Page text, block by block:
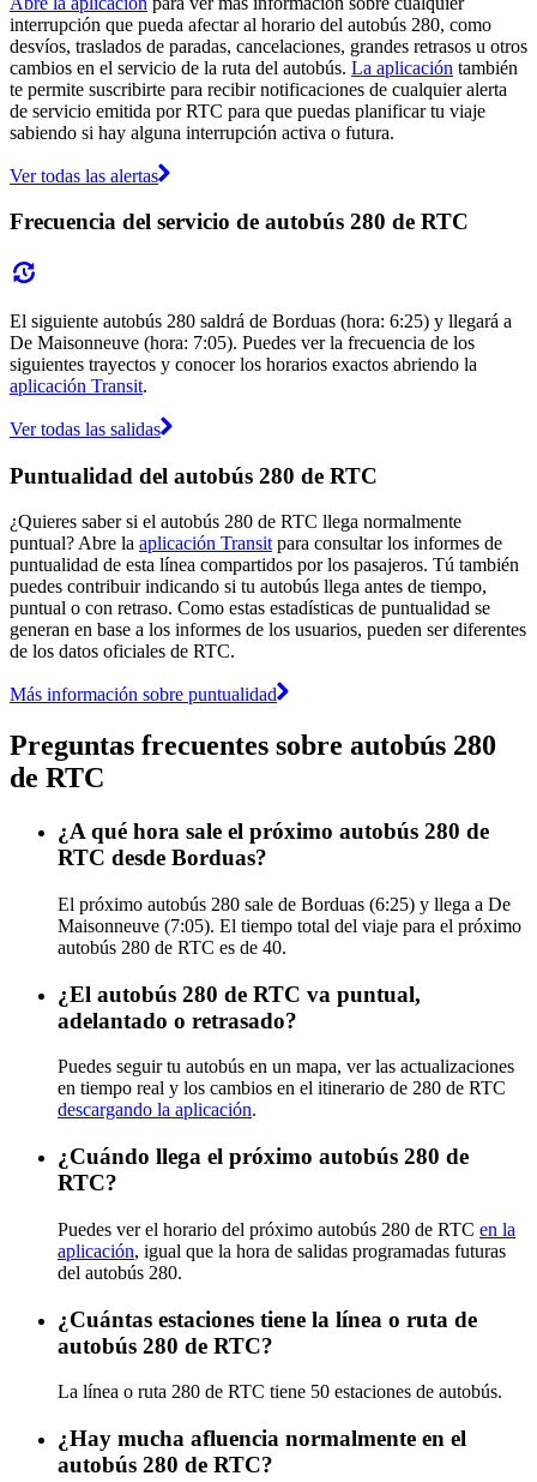
interrupción que pueda afectar al horario del autobús 280, como
desvíos, traslados de paradas, cancelaciones, grandes retrasos u otros
cambios en el servicio de la ruta del autobús. La aplicación también
te permite suscribirte para recibir notificaciones de cualquier alerta
de servicio emitida por RTC para que puedas planificar tu viaje
sabiendo si hay alguna interrupción activa o futura.
Ver todas las alertas
Frecuencia del servicio de autobús 280 de RTC
El siguiente autobús 280 saldrá de Borduas (hora: 6:25) y llegará a
De Maisonneuve (hora: 7:05). Puedes ver la frecuencia de los
siguientes trayectos y conocer los horarios exactos abriendo la
aplicación Transit.
Ver todas las salidas
Puntualidad del autobús 280 de RTC
¿Quieres saber si el autobús 280 de RTC llega normalmente
puntual? Abre la aplicación Transitpara consultar los informes de
puntualidad de esta línea compartidos por los pasajeros. Tú también
puedes contribuir indicando si tu autobús llega antes de tiempo,
puntual o con retraso. Como estas estadísticas de puntualidad se
generan en base a los informes de los usuarios, pueden ser diferentes
de los datos oficiales de RTC.
Más información sobre puntualidad
Preguntas frecuentes sobre autobús 280
de RTC
¿A qué hora sale el próximo autobús 280 de
RTC desde Borduas?
El próximo autobús 280 sale de Borduas (6:25) y llega a De
Maisonneuve (7:05). El tiempo total del viaje para el próximo
autobús 280 de RTC es de 40.
¿El autobús 280 de RTC va puntual,
adelantado o retrasado?
Puedes seguir tu autobús en un mapa, ver las actualizaciones
en tiempo real y los cambios en el itinerario de 280 de RTC
descargando la aplicación.
¿Cuándo llega el próximo autobús 280 de
RTC?
Puedes ver el horario del próximo autobús 280 de RTC en la
aplicación, igual que la hora de salidas programadas futuras
del autobús 280.
¿Cuántas estaciones tiene la línea o ruta de
autobús 280 de RTC?
La línea o ruta 280 de RTC tiene 50 estaciones de autobús.
¿Hay mucha afluencia normalmente en el
autobús 280 de RTC?